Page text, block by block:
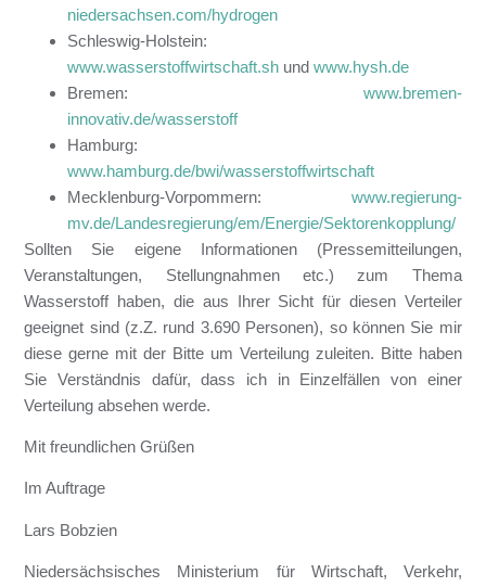
niedersachsen.com/hydrogen
Schleswig-Holstein:
www.wasserstoffwirtschaft.sh undwww.hysh.de
Bremen: www.bremen-
innovativ.de/wasserstoff
Hamburg:
www.hamburg.de/bwi/wasserstoffwirtschaft
Mecklenburg-Vorpommern: www.regierung-
mv.de/Landesregierung/em/Energie/Sektorenkopplung/
Sollten Sie eigene Informationen (Pressemitteilungen,
Veranstaltungen, Stellungnahmen etc.) zum Thema
Wasserstoff haben, die aus Ihrer Sicht für diesen Verteiler
geeignet sind (z.Z. rund 3.690 Personen), so können Sie mir
diese gerne mit der Bitte um Verteilung zuleiten. Bitte haben
Sie Verständnis dafür, dass ich in Einzelfällen von einer
Verteilung absehen werde.
Mit freundlichen Grüßen
Im Auftrage
Lars Bobzien
Niedersächsisches Ministerium für Wirtschaft, Verkehr,